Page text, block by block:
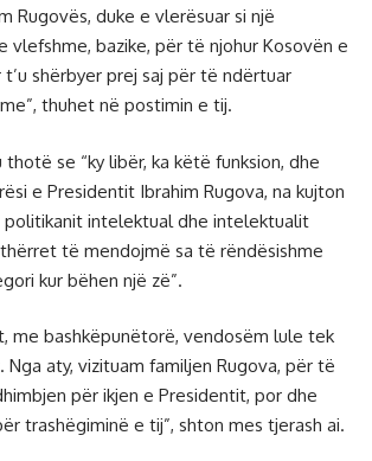
Rugovës, duke e vlerësuar si një
vlefshme, bazike, për të njohur Kosovën e
shërbyer prej saj për të ndërtuar
thuhet në postimin e tij.
se “ky libër, ka këtë funksion, dhe
e Presidentit Ibrahim Rugova, na kujton
intelektual dhe intelektualit
të mendojmë sa të rëndësishme
kur bëhen një zë”.
me bashkëpunëtorë, vendosëm lule tek
Nga aty, vizituam familjen Rugova, për të
për ikjen e Presidentit, por dhe
trashëgiminë e tij”, shton mes tjerash ai.